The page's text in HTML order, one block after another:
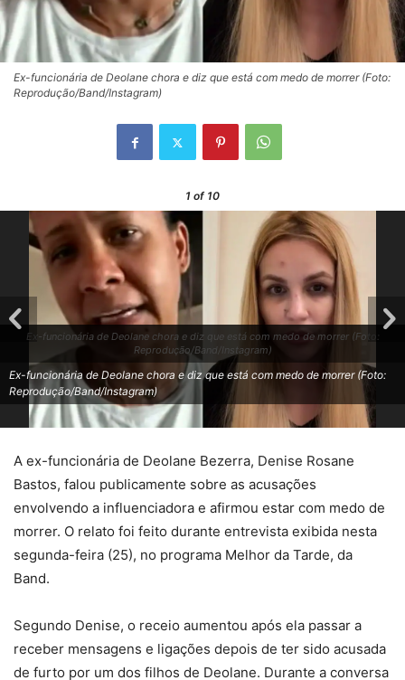
Ex-funcionária de Deolane chora e diz que está com medo de morrer (Foto:
Reprodução/Band/Instagram)
1 of 10
Ex-funcionária de Deolane chora e diz que está com medo de morrer (Foto:
Reprodução/Band/Instagram)
Ex-funcionária de Deolane chora e diz que está com medo de morrer (Foto:
Reprodução/Band/Instagram)
A ex-funcionária de Deolane Bezerra, Denise Rosane
Bastos, falou publicamente sobre as acusações
envolvendo a influenciadora e afirmou estar com medo de
morrer. O relato foi feito durante entrevista exibida nesta
segunda-feira (25), no programa Melhor da Tarde, da
Band.
Segundo Denise, o receio aumentou após ela passar a
receber mensagens e ligações depois de ter sido acusada
de furto por um dos filhos de Deolane. Durante a conversa